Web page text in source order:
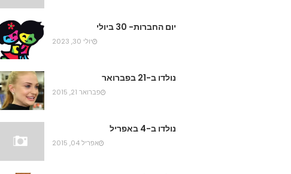
יום החברות- 30 ביולי
יולי 30, 2023
נולדו ב-21 בפברואר
פברואר 21, 2015
נולדו ב-4 באפריל
אפריל 04, 2015